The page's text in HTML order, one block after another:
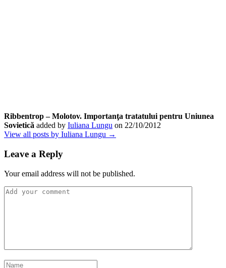
Ribbentrop – Molotov. Importanţa tratatului pentru Uniunea
Sovietică added by Iuliana Lungu on 22/10/2012
View all posts by Iuliana Lungu →
Leave a Reply
Your email address will not be published.